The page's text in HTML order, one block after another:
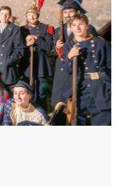
e delle
di grandi e